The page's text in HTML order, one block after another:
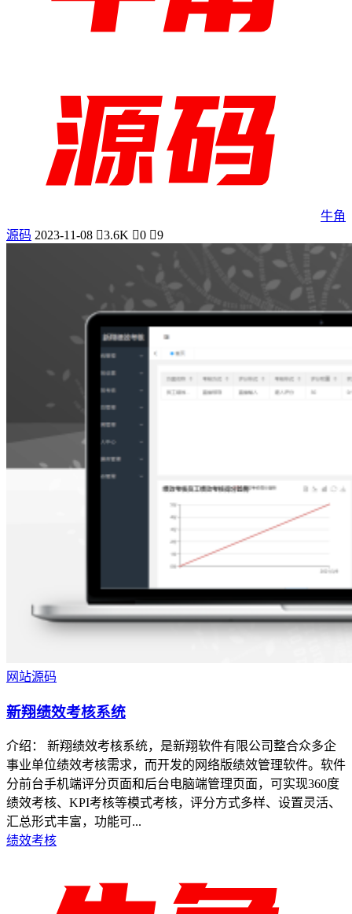
牛角
源码 2023-11-08 3.6K 0 9
网站源码
新翔绩效考核系统
介绍： 新翔绩效考核系统，是新翔软件有限公司整合众多企
事业单位绩效考核需求，而开发的网络版绩效管理软件。软件
分前台手机端评分页面和后台电脑端管理页面，可实现360度
绩效考核、KPI考核等模式考核，评分方式多样、设置灵活、
汇总形式丰富，功能可...
绩效考核